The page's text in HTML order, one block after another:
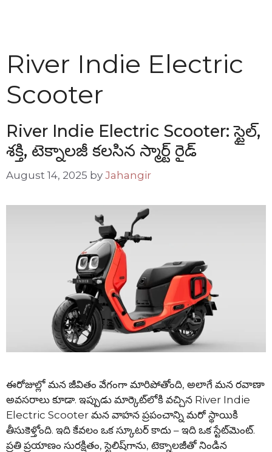
River Indie Electric
Scooter
River Indie Electric Scooter: స్టైల్,
శక్తి, టెక్నాలజీ కలసిన స్మార్ట్ రైడ్
August 14, 2025 by Jahangir
ఈరోజుల్లో మన జీవితం వేగంగా మారిపోతోంది, అలాగే మన రవాణా
అవసరాలు కూడా. ఇప్పుడు మార్కెట్‌లోకి వచ్చిన River Indie
Electric Scooter మన వాహన ప్రపంచాన్ని మరో స్థాయికి
తీసుకెళ్తోంది. ఇది కేవలం ఒక స్కూటర్ కాదు – ఇది ఒక స్టేట్‌మెంట్.
ప్రతి ప్రయాణం సురక్షితం, స్టైలిష్‌గాను, టెక్నాలజీతో నిండిన